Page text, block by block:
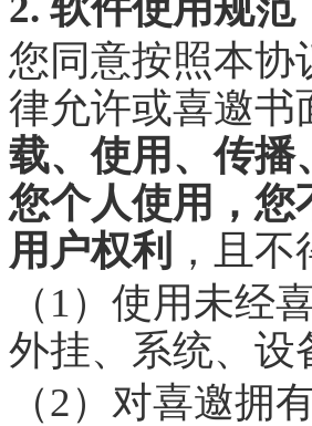
您同意按照本协
律允许或喜邀书
载、使用、传播
您个人使用，您
用户权利 ，且
（1）使用未经
外挂、系统、设
（2）对喜邀拥